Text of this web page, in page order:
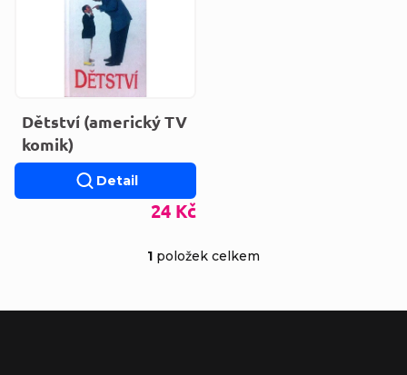
Dětství (americký TV
komik)
24 Kč
Detail
1 položek celkem